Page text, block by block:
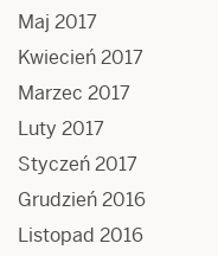
Maj 2017
Kwiecień 2017
Marzec 2017
Luty 2017
Styczeń 2017
Grudzień 2016
Listopad 2016